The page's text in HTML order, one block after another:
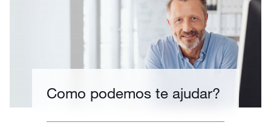
Como podemos te ajudar?